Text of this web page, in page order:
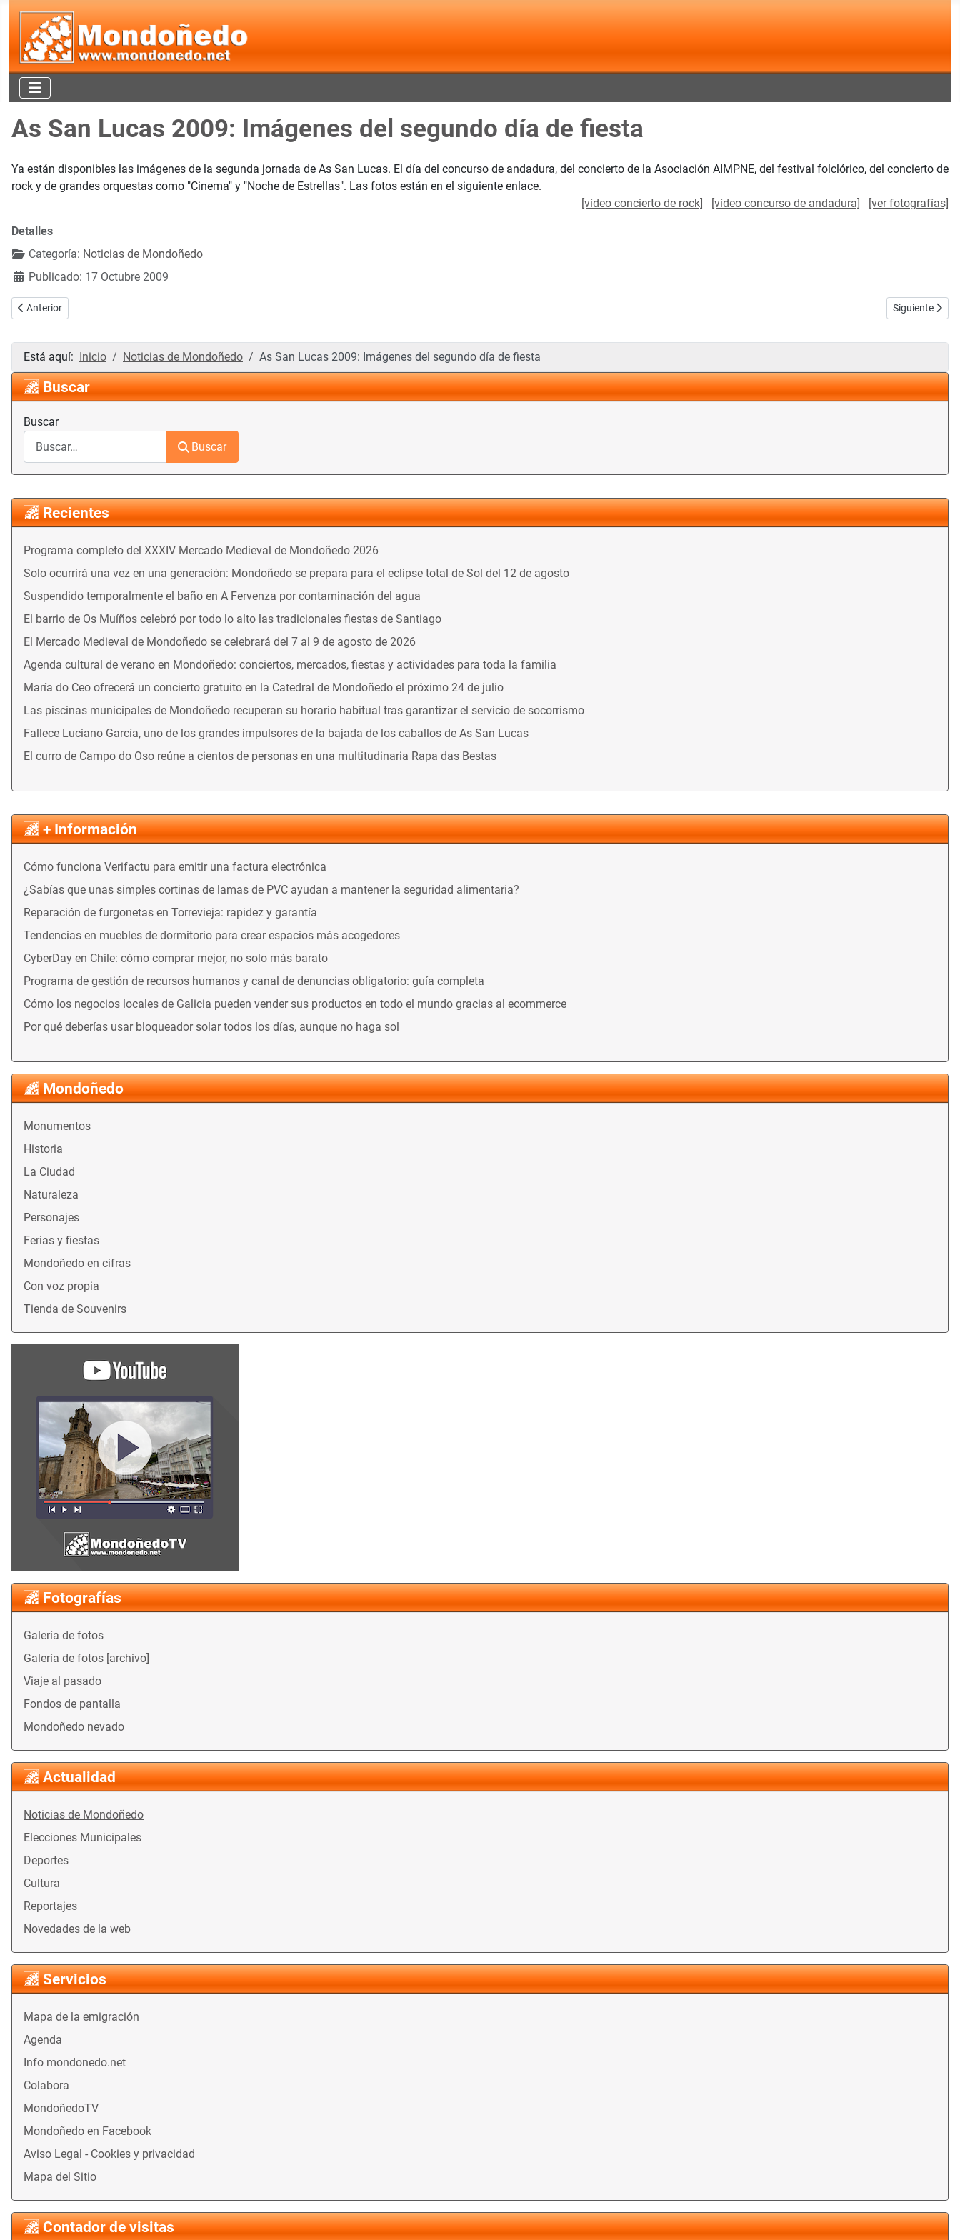
Mondoñedo
Monumentos
Historia
La Ciudad
Naturaleza
Personajes
Ferias y fiestas
Mondoñedo en cifras
Con voz propia
Tienda de Souvenirs
Fotografías
Galería de fotos
Galería de fotos [archivo]
Viaje al pasado
Fondos de pantalla
Mondoñedo nevado
Actualidad
Noticias de Mondoñedo
Elecciones Municipales
Deportes
Cultura
Reportajes
Novedades de la web
Servicios
Mapa de la emigración
Agenda
Info mondonedo.net
Colabora
MondoñedoTV
Mondoñedo en Facebook
Aviso Legal - Cookies y privacidad
Mapa del Sitio
Contador de visitas
As San Lucas 2009: Imágenes del segundo día de fiesta
Ya están disponibles las imágenes de la segunda jornada de As San Lucas. El día del concurso de andadura, del concierto de la Asociación AIMPNE, del festival folclórico, del concierto de
rock y de grandes orquestas como "Cinema" y "Noche de Estrellas". Las fotos están en el siguiente enlace.
[vídeo concierto de rock]
[vídeo concurso de andadura] [ver fotografías]
Detalles
Categoría: Noticias de Mondoñedo
Publicado: 17 Octubre 2009
Artículo anterior: Segunda edición del Concurso Canino "Concello de Mondoñedo"
Anterior Artículo
Siguiente
Está aquí: Inicio Noticias de Mondoñedo As San Lucas 2009: Imágenes del segundo día de fiesta
Buscar
Buscar
Buscar
Recientes
Programa completo del XXXIV Mercado Medieval de Mondoñedo 2026
Solo ocurrirá una vez en una generación: Mondoñedo se prepara para el eclipse total de Sol del 12 de agosto
Suspendido temporalmente el baño en A Fervenza por contaminación del agua
El barrio de Os Muíños celebró por todo lo alto las tradicionales fiestas de Santiago
El Mercado Medieval de Mondoñedo se celebrará del 7 al 9 de agosto de 2026
Agenda cultural de verano en Mondoñedo: conciertos, mercados, fiestas y actividades para toda la familia
María do Ceo ofrecerá un concierto gratuito en la Catedral de Mondoñedo el próximo 24 de julio
Las piscinas municipales de Mondoñedo recuperan su horario habitual tras garantizar el servicio de socorrismo
Fallece Luciano García, uno de los grandes impulsores de la bajada de los caballos de As San Lucas
El curro de Campo do Oso reúne a cientos de personas en una multitudinaria Rapa das Bestas
+ Información
Cómo funciona Verifactu para emitir una factura electrónica
¿Sabías que unas simples cortinas de lamas de PVC ayudan a mantener la seguridad alimentaria?
Reparación de furgonetas en Torrevieja: rapidez y garantía
Tendencias en muebles de dormitorio para crear espacios más acogedores
CyberDay en Chile: cómo comprar mejor, no solo más barato
Programa de gestión de recursos humanos y canal de denuncias obligatorio: guía completa
Cómo los negocios locales de Galicia pueden vender sus productos en todo el mundo gracias al ecommerce
Por qué deberías usar bloqueador solar todos los días, aunque no haga sol